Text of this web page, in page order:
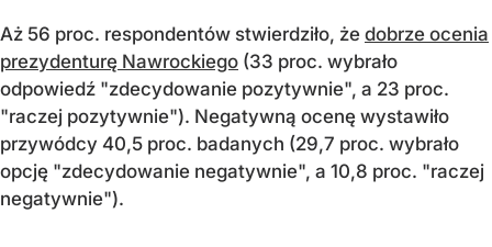
Aż 56 proc. respondentów stwierdziło, że dobrze ocenia
prezydenturę Nawrockiego (33 proc. wybrało
odpowiedź "zdecydowanie pozytywnie", a 23 proc.
"raczej pozytywnie"). Negatywną ocenę wystawiło
przywódcy 40,5 proc. badanych (29,7 proc. wybrało
opcję "zdecydowanie negatywnie", a 10,8 proc. "raczej
negatywnie").